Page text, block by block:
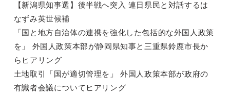
【新潟県知事選】後半戦へ突入 連日県民と対話するは
なずみ英世候補
「国と地方自治体の連携を強化した包括的な外国人政策
を」 外国人政策本部が静岡県知事と三重県鈴鹿市長か
らヒアリング
土地取引「国が適切管理を」 外国人政策本部が政府の
有識者会議についてヒアリング